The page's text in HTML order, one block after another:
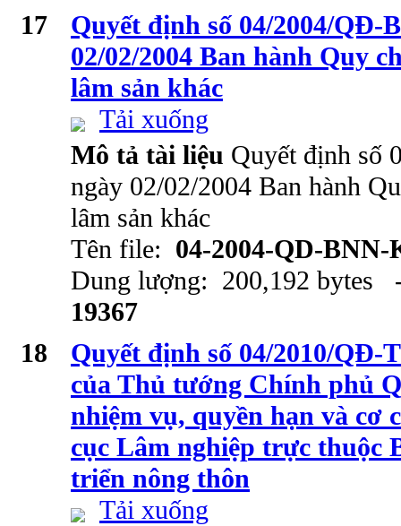
17
Quyết định số 04/2004/QĐ-
02/02/2004 Ban hành Quy
lâm sản khác
Tải xuống
Mô tả tài liệu Quyết định số
ngày 02/02/2004 Ban hành
lâm sản khác
Tên file: 04-2004-QD-BNN-
Dung lượng: 200,192
19367
18
Quyết định số 04/2010/QĐ-
của Thủ tướng Chính phủ
nhiệm vụ, quyền hạn và cơ
cục Lâm nghiệp trực thuộc
triển nông thôn
Tải xuống